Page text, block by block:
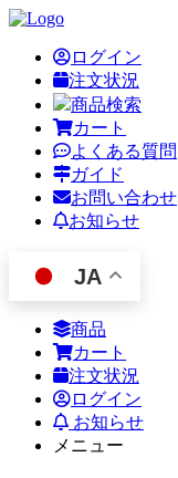
ログイン
注文状況
商品検索
カート
よくある質問
ガイド
お問い合わせ
お知らせ
JA
商品
カート
注文状況
ログイン
お知らせ
メニュー